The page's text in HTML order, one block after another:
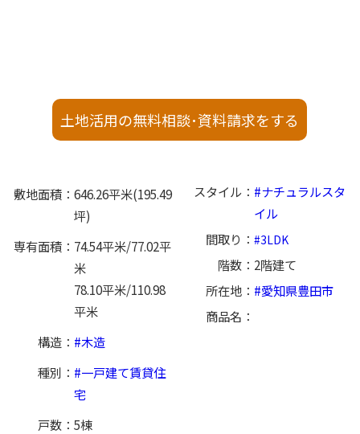
土地活用の無料相談･資料請求をする
敷地面積
646.26平米(195.49
坪)
専有面積
74.54平米/77.02平
米
78.10平米/110.98
平米
構造
木造
種別
一戸建て賃貸住
宅
戸数
5棟
スタイル
ナチュラルスタ
イル
間取り
3LDK
階数
2階建て
所在地
愛知県豊田市
商品名